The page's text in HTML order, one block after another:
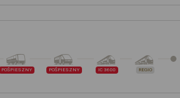
POŚPIESZNY POŚPIESZNY IC 3600 REGIO